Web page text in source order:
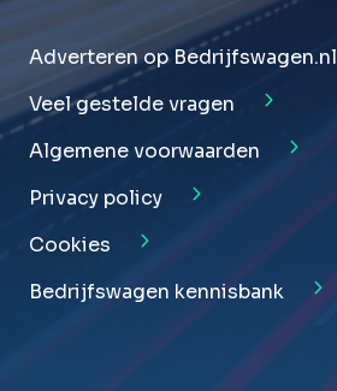
Adverteren op Bedrijfswagen.nl
Veel gestelde vragen
Algemene voorwaarden
Privacy policy
Cookies
Bedrijfswagen kennisbank